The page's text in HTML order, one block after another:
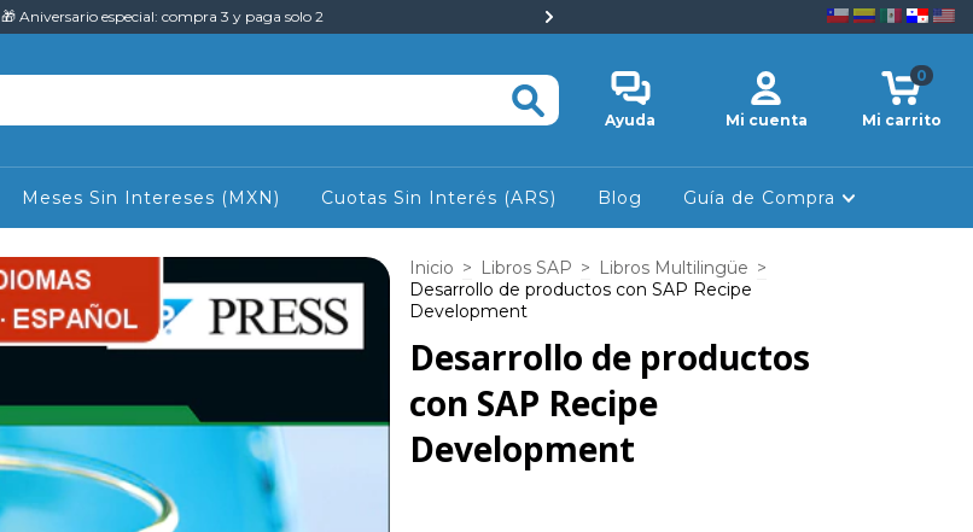
🎁 Aniversario especial: compra 3 y paga solo 2 💡 Descuentos especiales
Ayuda Mi cuenta Mi carrito
0
Meses Sin Intereses (MXN) Cuotas Sin Interés (ARS) Blog Guía de Compra
Inicio > Libros SAP > Libros Multilingüe >
Desarrollo de productos con SAP Recipe
Development
Desarrollo de productos
con SAP Recipe
Development